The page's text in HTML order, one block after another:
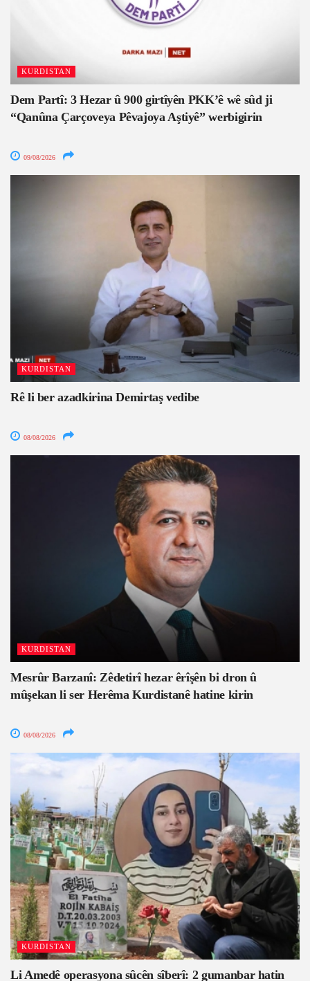
KURDISTAN
Dem Partî: 3 Hezar û 900 girtîyên PKK’ê wê sûd ji
“Qanûna Çarçoveya Pêvajoya Aştiyê” werbigirin
09/08/2026
KURDISTAN
Rê li ber azadkirina Demirtaş vedibe
08/08/2026
KURDISTAN
Mesrûr Barzanî: Zêdetirî hezar êrîşên bi dron û
mûşekan li ser Herêma Kurdistanê hatine kirin
08/08/2026
KURDISTAN
Li Amedê operasyona sûcên sîberî: 2 gumanbar hatin